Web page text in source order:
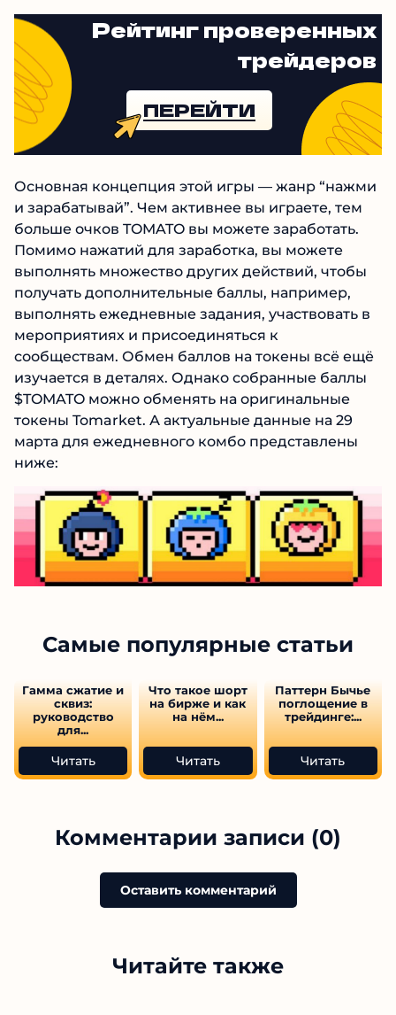
Рейтинг проверенных
трейдеров
ПЕРЕЙТИ
Основная концепция этой игры — жанр “нажми
и зарабатывай”. Чем активнее вы играете, тем
больше очков TOMATO вы можете заработать.
Помимо нажатий для заработка, вы можете
выполнять множество других действий, чтобы
получать дополнительные баллы, например,
выполнять ежедневные задания, участвовать в
мероприятиях и присоединяться к
сообществам. Обмен баллов на токены всё ещё
изучается в деталях. Однако собранные баллы
$TOMATO можно обменять на оригинальные
токены Tomarket. А актуальные данные на 29
марта для ежедневного комбо представлены
ниже:
Самые популярные статьи
Гамма сжатие и
сквиз:
руководство
для...
Читать
Что такое шорт
на бирже и как
на нём...
Читать
Паттерн Бычье
поглощение в
трейдинге:...
Читать
Комментарии записи (0)
Оставить комментарий
Читайте также